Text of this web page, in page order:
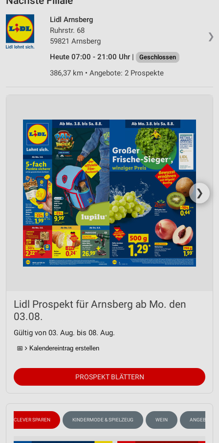
❯
Lidl Arnsberg
Ruhrstr. 68
59821 Arnsberg
Heute 07:00 - 21:00 Uhr |
Geschlossen
386,37 km • Angebote: 2 Prospekte
❯
Lidl Prospekt für Arnsberg ab Mo. den
03.08.
Gültig von 03. Aug. bis 08. Aug.
📅 Kalendereintrag erstellen
PROSPEKT BLÄTTERN
CLEVER SPAREN KINDERMODE & SPIELZEUG WEIN ANGEBOTE